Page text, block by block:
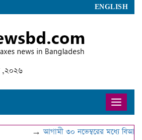
ENGLISH
,২০২৬
Toggle
আগামী ৩০ নভেম্বরের মধ্যে বিআইএন